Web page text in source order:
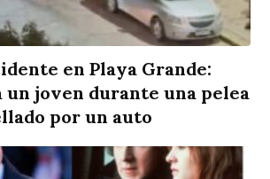
en Playa Grande:
un joven durante una pelea
por un auto